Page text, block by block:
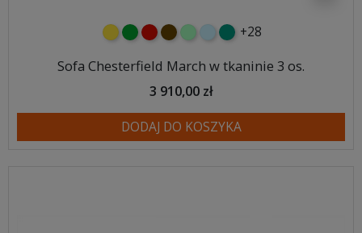
żółtyzielonyczerwony
czekoladowy
miętowybłękitny
turkusowy
+28
Sofa Chesterfield March w tkaninie 3 os.
3 910,00 zł
DODAJ DO KOSZYKA